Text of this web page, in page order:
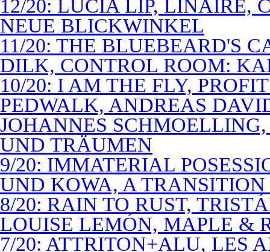
12/20: LUCIA LIP, LINAIRE,
NEUE BLICKWINKEL
11/20: THE BLUEBEARD'S
DILK, CONTROL ROOM:
10/20: I AM THE FLY,
PEDWALK, ANDREAS
JOHANNES
UND TRÄUMEN
9/20: IMMATERIAL
UND KOWA, A
8/20: RAIN TO RUST,
LOUISE LEMÓN, MAPLE &
7/20: ATTRITON+ALU, LES